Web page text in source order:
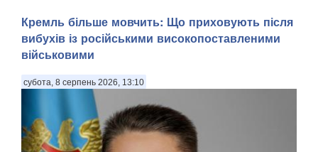
Кремль більше мовчить: Що приховують після
вибухів із російськими високопоставленими
військовими
субота, 8 серпень 2026, 13:10